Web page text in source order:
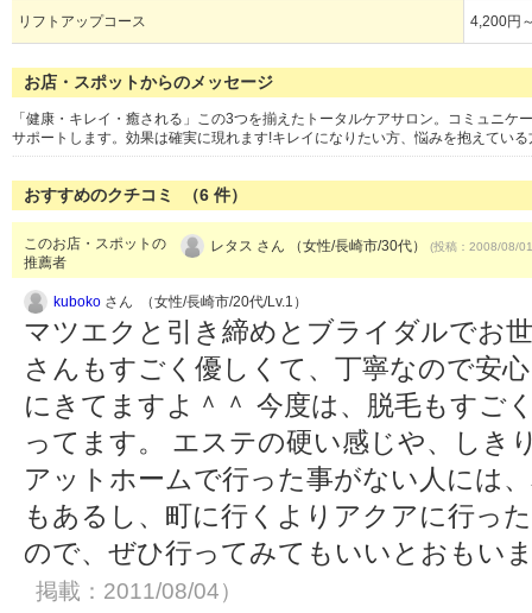
リフトアップコース 4,200円
お店・スポットからのメッセージ
「健康・キレイ・癒される」この3つを揃えたトータルケアサロン。コミュニ
サポートします。効果は確実に現れます!キレイになりたい方、悩みを抱えてい
おすすめのクチコミ （6 件）
このお店・スポットの
推薦者
レタス さん （女性/長崎市/30代） (投稿：2008/08/
kuboko さん （女性/長崎市/20代/Lv.1）
マツエクと引き締めとブライダルでお
さんもすごく優しくて、丁寧なので安
にきてますよ＾＾ 今度は、脱毛もすご
ってます。 エステの硬い感じや、しき
アットホームで行った事がない人には
もあるし、町に行くよりアクアに行っ
ので、ぜひ行ってみてもいいとおもい
掲載：2011/08/04）